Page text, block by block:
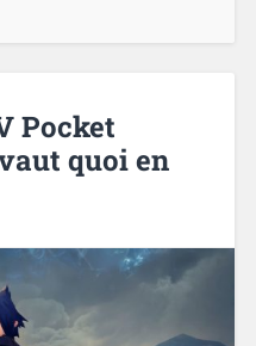
Pocket
quoi en